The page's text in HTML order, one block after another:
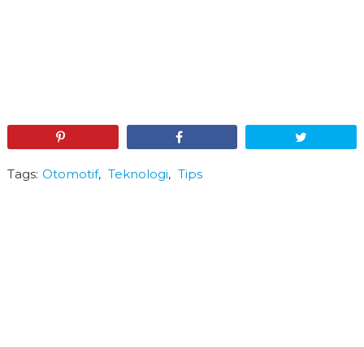
Tags: Otomotif, Teknologi, Tips